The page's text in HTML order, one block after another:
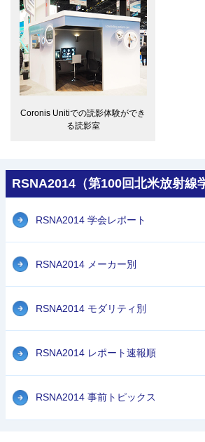
Coronis Unitiでの読影体験ができ
る読影室
RSNA2014（第100回北米放射線
RSNA2014 学会レポート
RSNA2014 メーカー別
RSNA2014 モダリティ別
RSNA2014 レポート速報順
RSNA2014 事前トピックス